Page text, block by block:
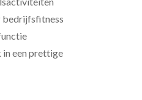
bedrijfsfitness
een prettige